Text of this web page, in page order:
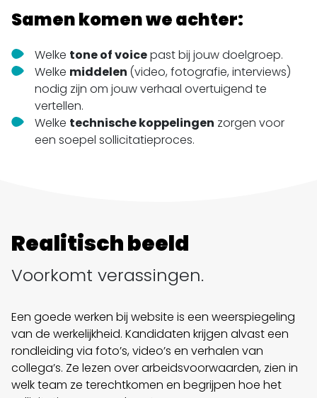
Samen komen we achter:
Welke tone of voicepast bij jouw doelgroep.
Welke middelen (video, fotografie, interviews)
nodig zijn om jouw verhaal overtuigend te
vertellen.
Welke technischekoppelingen zorgen voor
een soepel sollicitatieproces.
Realitisch beeld
Voorkomt verassingen.
Een goede werken bij website is een weerspiegeling
van de werkelijkheid. Kandidaten krijgen alvast een
rondleiding via foto’s, video’s en verhalen van
collega’s. Ze lezen over arbeidsvoorwaarden, zien in
welk team ze terechtkomen en begrijpen hoe het